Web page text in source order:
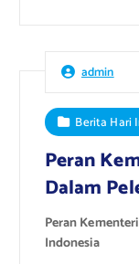
admin
Berita Hari
Peran
Dalam
Peran
Indonesia